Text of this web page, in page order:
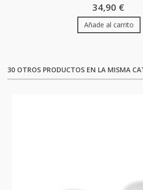
34,90 €
Añade al carrito
30 OTROS PRODUCTOS EN LA MISMA